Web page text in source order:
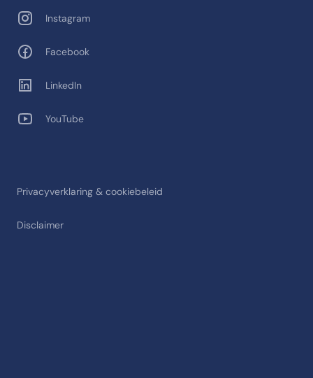
Privacyverklaring & cookiebeleid
Disclaimer
Instagram
Facebook
LinkedIn
YouTube